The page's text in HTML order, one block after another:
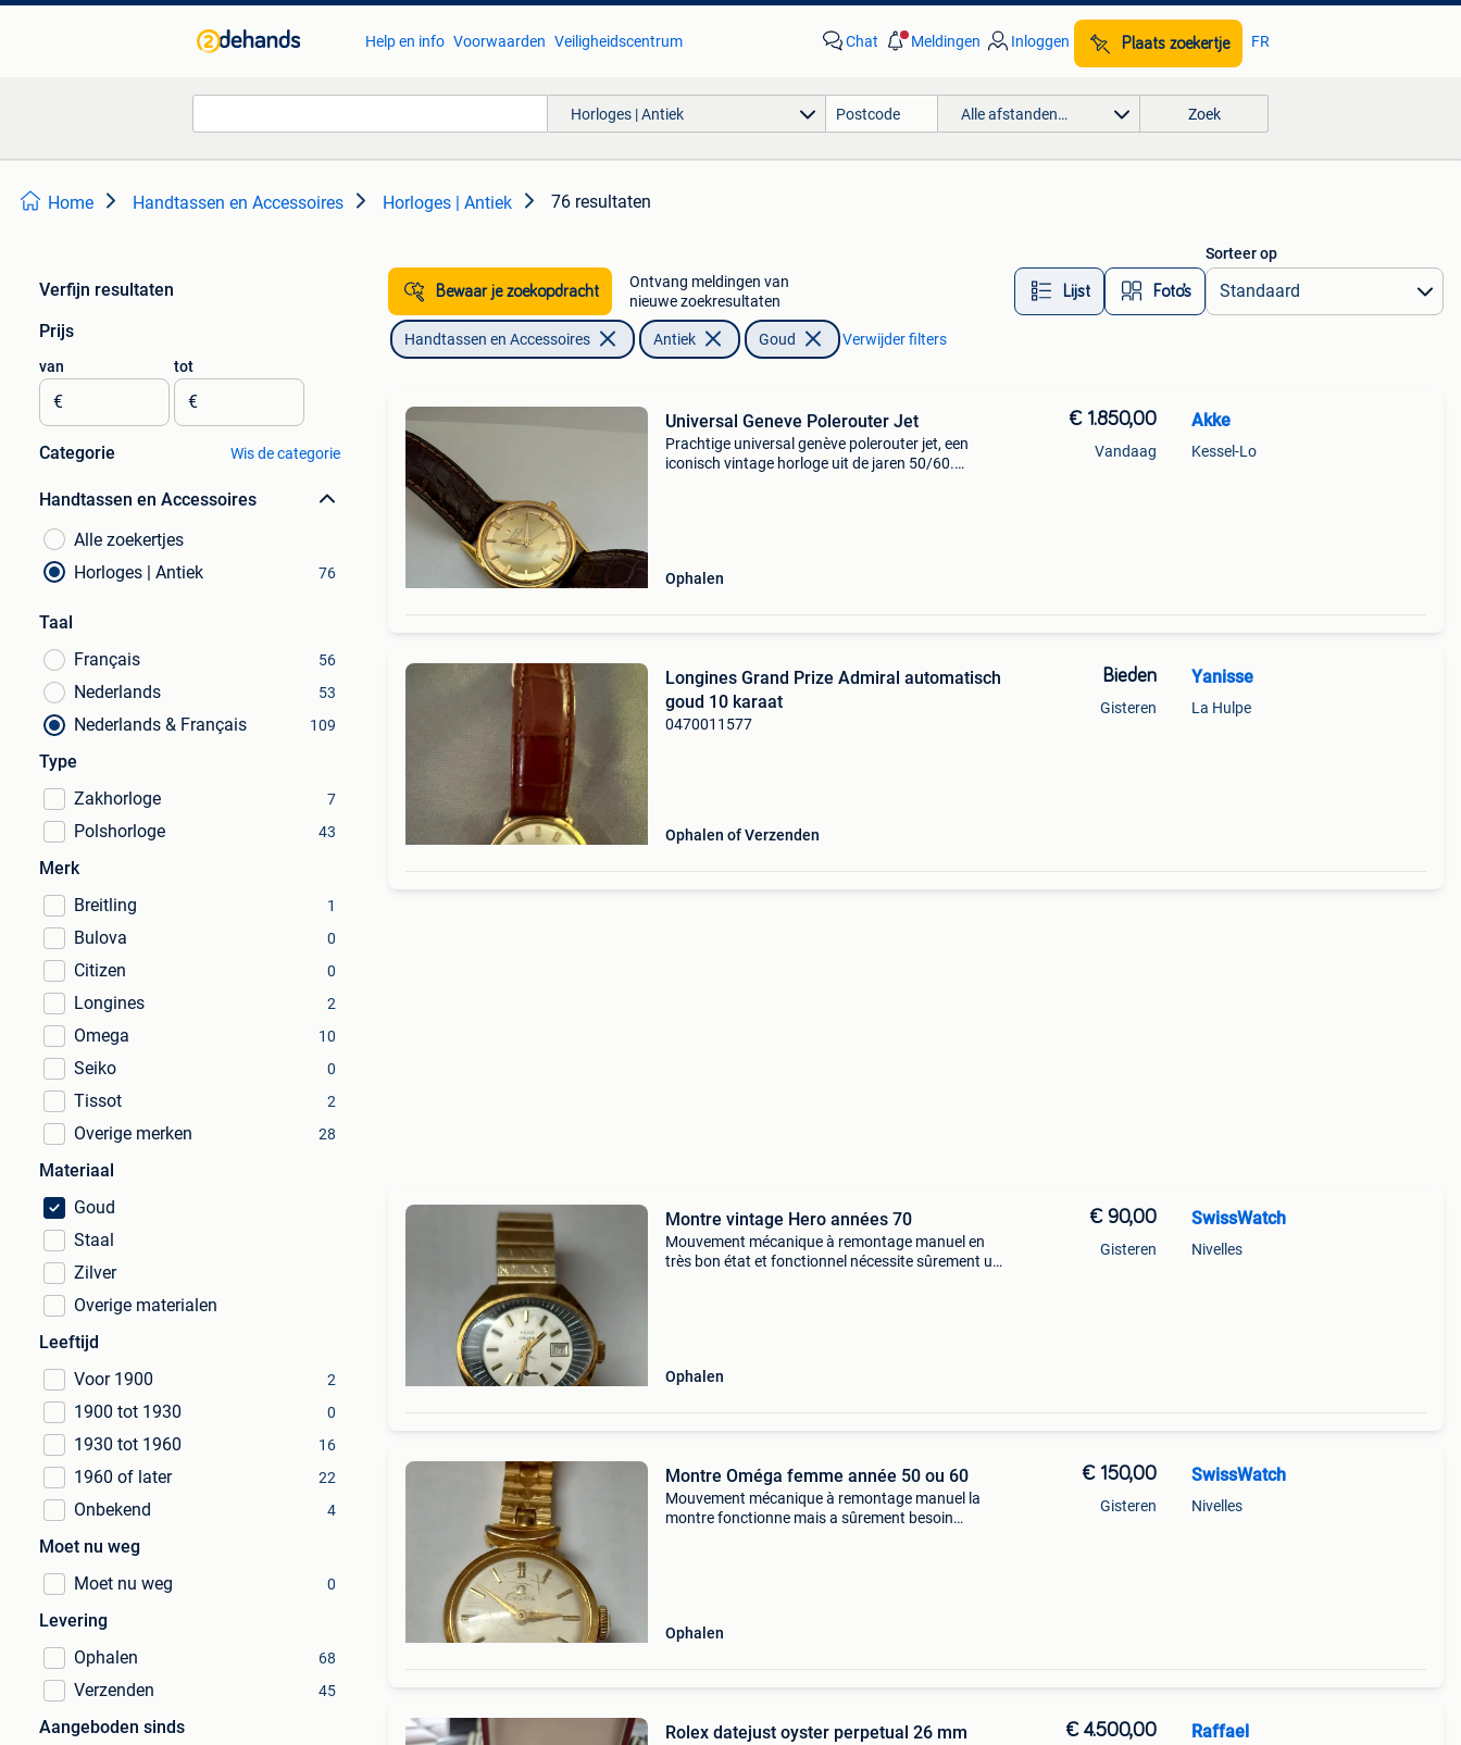
Help en info Voorwaarden Veiligheidscentrum Chat Meldingen Inloggen Plaats zoekertje FR
Horloges | Antiek Alle afstanden… Zoek
Home Handtassen en Accessoires Horloges | Antiek 76 resultaten
Verfijn resultaten
Prijs
van
€
tot
€
Categorie Wis de categorie
Handtassen en Accessoires
Alle zoekertjes
Horloges | Antiek
76
Taal
Français
56
Nederlands 53
Nederlands & Français 109
Type
Zakhorloge
7
Polshorloge 43
Merk
Breitling
1
Bulova 0
Citizen 0
Longines 2
Omega 10
Seiko 0
Tissot 2
Overige merken 28
Materiaal
Goud
Staal
Zilver
Overige materialen
Leeftijd
Voor 1900
2
1900 tot 1930 0
1930 tot 1960 16
1960 of later 22
Onbekend 4
Moet nu weg
Moet nu weg
0
Levering
Ophalen
68
Verzenden 45
Aangeboden sinds
Bewaar je zoekopdracht
Ontvang meldingen van
nieuwe zoekresultaten
Lijst Foto’s
Sorteer op
Handtassen en Accessoires Antiek Goud Verwijder filters
Universal Geneve Polerouter Jet
Prachtige universal genève polerouter jet, een
iconisch vintage horloge uit de jaren 50/60.
Ophalen
€ 1.850,00
Vandaag
Akke
Kessel-Lo
Longines Grand Prize Admiral automatisch
goud 10 karaat
0470011577
Ophalen of Verzenden
Bieden
Gisteren
Yanisse
La Hulpe
Montre vintage Hero années 70
Mouvement mécanique à remontage manuel en
très bon état et fonctionnel nécessite sûrement un
Ophalen
€ 90,00
Gisteren
SwissWatch
Nivelles
Montre Oméga femme année 50 ou 60
Mouvement mécanique à remontage manuel la
montre fonctionne mais a sûrement besoin
Ophalen
€ 150,00
Gisteren
SwissWatch
Nivelles
Rolex datejust oyster perpetual 26 mm
€ 4.500,00 Raffael